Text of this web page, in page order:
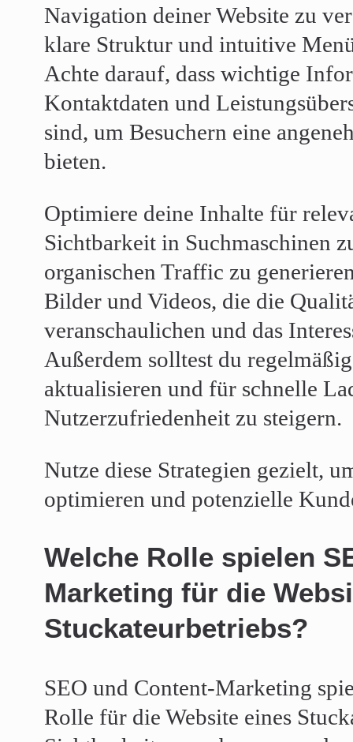
Navigation deiner Website zu
klare Struktur und intuitive
Achte darauf, dass wichtige
Kontaktdaten und
sind, um Besuchern eine
bieten.
Optimiere deine Inhalte für
Sichtbarkeit in Suchmaschinen
organischen Traffic zu
Bilder und Videos, die die
veranschaulichen und das
Außerdem solltest du
aktualisieren und für schnelle
Nutzerzufriedenheit zu steigern.
Nutze diese Strategien gezielt,
optimieren und potenzielle
Welche Rolle spielen
Marketing für die
Stuckateurbetriebs?
SEO und Content-Marketing
Rolle für die Website eines